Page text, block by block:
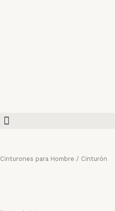
Cinturones para Hombre / Cinturón